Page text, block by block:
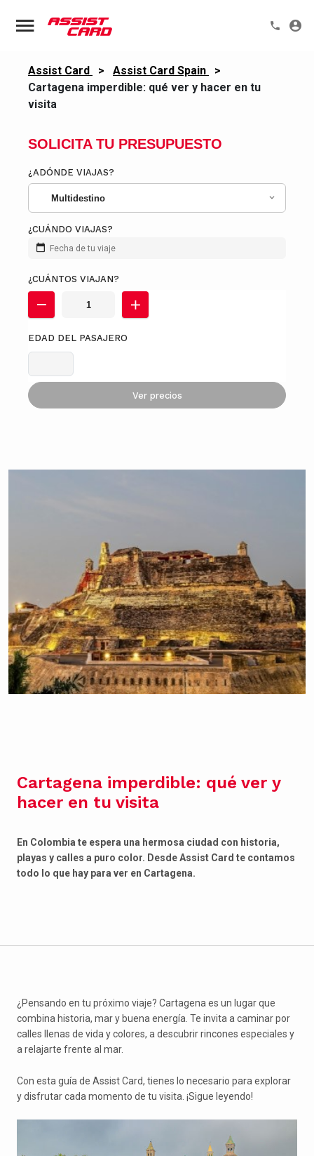
Assist Card > Assist Card Spain
>
Cartagena imperdible: qué ver y hacer en tu
visita
SOLICITA TU PRESUPUESTO
¿ADÓNDE VIAJAS?
Multidestino
¿CUÁNDO VIAJAS?
Fecha de tu viaje
¿CUÁNTOS VIAJAN?
EDAD DEL PASAJERO
Ver precios
Cartagena imperdible: qué ver y
hacer en tu visita
En Colombia te espera una hermosa ciudad con historia,
playas y calles a puro color. Desde Assist Card te contamos
todo lo que hay para ver en Cartagena.
¿Pensando en tu próximo viaje? Cartagena es un lugar que
combina historia, mar y buena energía. Te invita a caminar por
calles llenas de vida y colores, a descubrir rincones especiales y
a relajarte frente al mar.
Con esta guía de Assist Card, tienes lo necesario para explorar
y disfrutar cada momento de tu visita. ¡Sigue leyendo!